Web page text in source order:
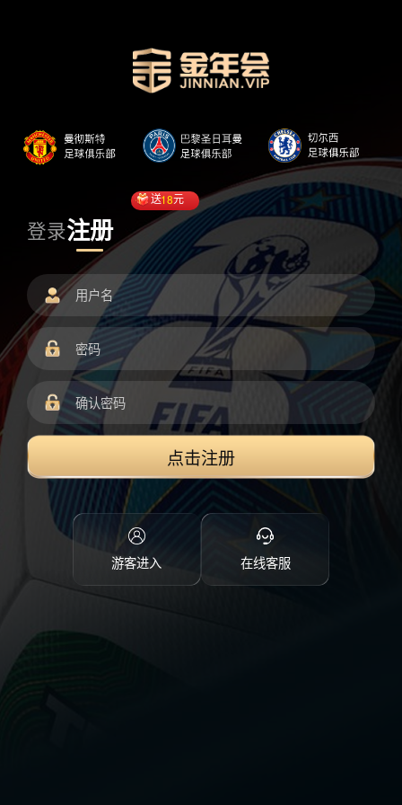
登录注册
送18元
点击注册
游客进入 在线客服